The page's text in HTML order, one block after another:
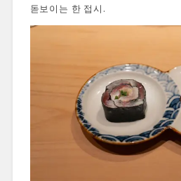
돋보이는 한 접시.